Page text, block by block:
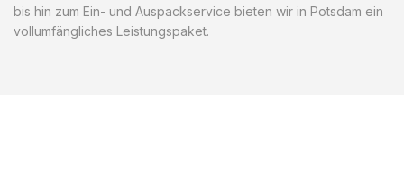
bis hin zum Ein- und Auspackservice bieten wir in Potsdam ein
vollumfängliches Leistungspaket.